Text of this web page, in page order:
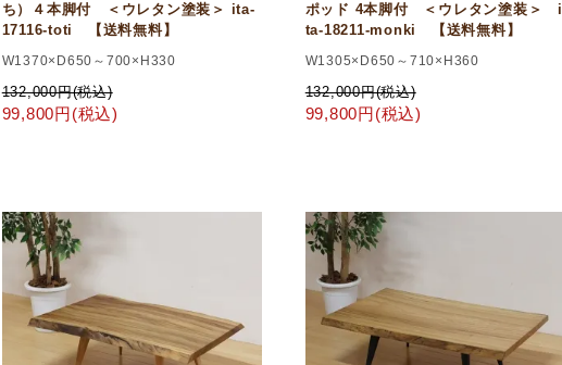
ち）４本脚付 ＜ウレタン塗装＞ ita-
17116-toti 【送料無料】
W1370×D650～700×H330
132,000円(税込)
99,800円(税込)
ポッド 4本脚付 ＜ウレタン塗装＞ i
ta-18211-monki 【送料無料】
W1305×D650～710×H360
132,000円(税込)
99,800円(税込)